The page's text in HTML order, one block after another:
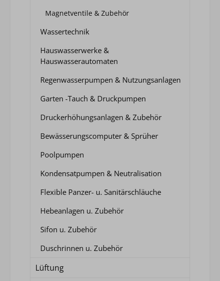
Magnetventile & Zubehör
Wassertechnik
Hauswasserwerke &
Hauswasserautomaten
Regenwasserpumpen & Nutzungsanlagen
Garten -Tauch & Druckpumpen
Druckerhöhungsanlagen & Zubehör
Bewässerungscomputer & Sprüher
Poolpumpen
Kondensatpumpen & Neutralisation
Flexible Panzer- u. Sanitärschläuche
Hebeanlagen u. Zubehör
Sifon u. Zubehör
Duschrinnen u. Zubehör
Lüftung